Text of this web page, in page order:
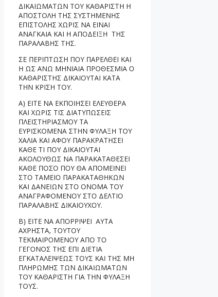
ΔΙΚΑΙΩΜΑΤΩΝ ΤΟΥ ΚΑΘΑΡΙΣΤΗ Η
ΑΠΟΣΤΟΛΗ ΤΗΣ ΣΥΣΤΗΜΕΝΗΣ
ΕΠΙΣΤΟΛΗΣ ΧΩΡΙΣ ΝΑ ΕΙΝΑΙ
ΑΝΑΓΚΑΙΑ ΚΑΙ Η ΑΠΟΔΕΙΞΗ ΤΗΣ
ΠΑΡΑΛΑΒΗΣ ΤΗΣ.
ΣΕ ΠΕΡΙΠΤΩΣΗ ΠΟΥ ΠΑΡΕΛΘΕΙ ΚΑΙ
Η ΩΣ ΑΝΩ ΜΗΝΙΑΙΑ ΠΡΟΘΕΣΜΙΑ Ο
ΚΑΘΑΡΙΣΤΗΣ ΔΙΚΑΙΟΥΤΑΙ ΚΑΤΑ
ΤΗΝ ΚΡΙΣΗ ΤΟΥ.
Α) ΕΙΤΕ ΝΑ ΕΚΠΟΙΗΣΕΙ ΕΛΕΥΘΕΡΑ
ΚΑΙ ΧΩΡΙΣ ΤΙΣ ΔΙΑΤΥΠΩΣΕΙΣ
ΠΛΕΙΣΤΗΡΙΑΣΜΟΥ ΤΑ
ΕΥΡΙΣΚΟΜΕΝΑ ΣΤΗΝ ΦΥΛΑΞΗ ΤΟΥ
ΧΑΛΙΑ ΚΑΙ ΑΦΟΥ ΠΑΡΑΚΡΑΤΗΣΕΙ
ΚΑΘΕ ΤΙ ΠΟΥ ΔΙΚΑΙΟΥΤΑΙ
ΑΚΟΛΟΥΘΩΣ ΝΑ ΠΑΡΑΚΑΤΑΘΕΣΕΙ
ΚΑΘΕ ΠΟΣΟ ΠΟΥ ΘΑ ΑΠΟΜΕΙΝΕΙ
ΣΤΟ ΤΑΜΕΙΟ ΠΑΡΑΚΑΤΑΘΗΚΩΝ
ΚΑΙ ΔΑΝΕΙΩΝ ΣΤΟ ΟΝΟΜΑ ΤΟΥ
ΑΝΑΓΡΑΦΟΜΕΝΟΥ ΣΤΟ ΔΕΛΤΙΟ
ΠΑΡΑΛΑΒΗΣ ΔΙΚΑΙΟΥΧΟΥ.
Β) ΕΙΤΕ ΝΑ ΑΠΟΡΡΙΨΕΙ ΑΥΤΑ
ΑΧΡΗΣΤΑ, ΤΟΥΤΟΥ
ΤΕΚΜΑΙΡΟΜΕΝΟΥ ΑΠΟ ΤΟ
ΓΕΓΟΝΟΣ ΤΗΣ ΕΠΙ ΔΙΕΤΙΑ
ΕΓΚΑΤΑΛΕΙΨΕΩΣ ΤΟΥΣ ΚΑΙ ΤΗΣ ΜΗ
ΠΛΗΡΩΜΗΣ ΤΩΝ ΔΙΚΑΙΩΜΑΤΩΝ
ΤΟΥ ΚΑΘΑΡΙΣΤΗ ΓΙΑ ΤΗΝ ΦΥΛΑΞΗ
ΤΟΥΣ.